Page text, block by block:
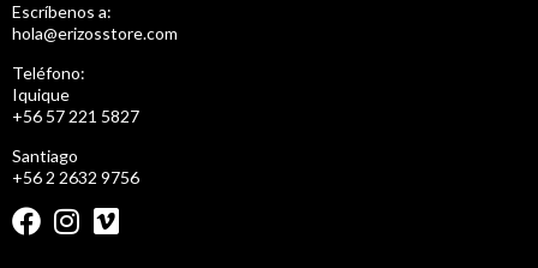
Escríbenos a:
hola@erizosstore.com
Teléfono:
Iquique
+56 57 221 5827
Santiago
+56 2 2632 9756